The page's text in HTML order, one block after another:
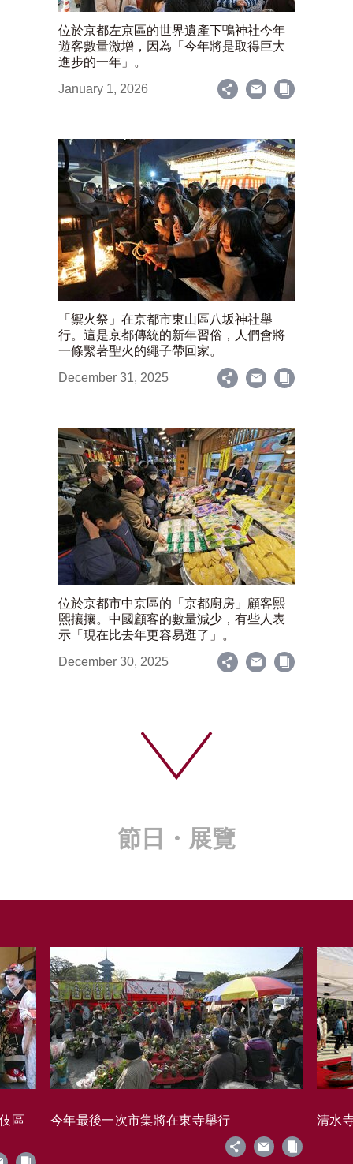
位於京都左京區的世界遺產下鴨神社今年
遊客數量激增，因為「今年將是取得巨大
進步的一年」。
January 1, 2026
「禦火祭」在京都市東山區八坂神社舉
行。這是京都傳統的新年習俗，人們會將
一條繫著聖火的繩子帶回家。
December 31, 2025
位於京都市中京區的「京都廚房」顧客熙
熙攘攘。中國顧客的數量減少，有些人表
示「現在比去年更容易逛了」。
December 30, 2025
節日・展覽
區 今年最後一次市集將在東寺舉行 清水